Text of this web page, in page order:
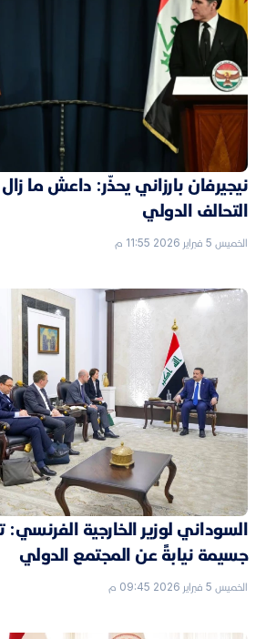
نيجيرفان بارزاني يحذّر: داعش ما
التحالف الدولي
الخميس 5 فبراير 2026 11:55 م
السوداني لوزير الخارجية
جسيمة نيابةً عن المجتمع الدولي
الخميس 5 فبراير 2026 09:45 م